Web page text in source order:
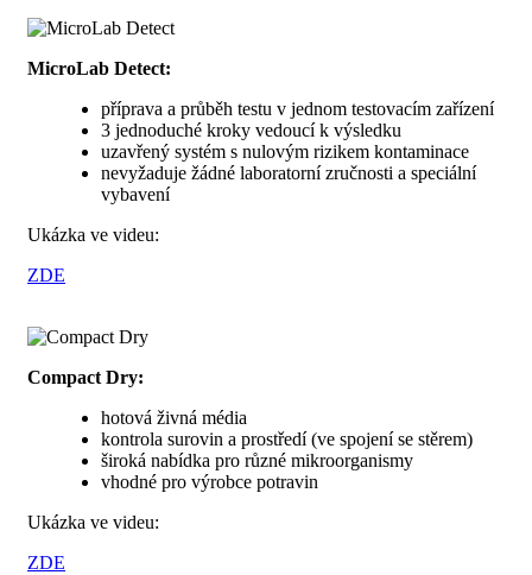
MicroLab Detect:
příprava a průběh testu v jednom testovacím zařízení
3 jednoduché kroky vedoucí k výsledku
uzavřený systém s nulovým rizikem kontaminace
nevyžaduje žádné laboratorní zručnosti a speciální
vybavení
Ukázka ve videu:
ZDE
Compact Dry:
hotová živná média
kontrola surovin a prostředí (ve spojení se stěrem)
široká nabídka pro různé mikroorganismy
vhodné pro výrobce potravin
Ukázka ve videu:
ZDE